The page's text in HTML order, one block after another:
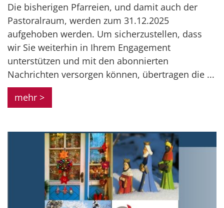
Die bisherigen Pfarreien, und damit auch der
Pastoralraum, werden zum 31.12.2025
aufgehoben werden. Um sicherzustellen, dass
wir Sie weiterhin in Ihrem Engagement
unterstützen und mit den abonnierten
Nachrichten versorgen können, übertragen die ...
mehr >